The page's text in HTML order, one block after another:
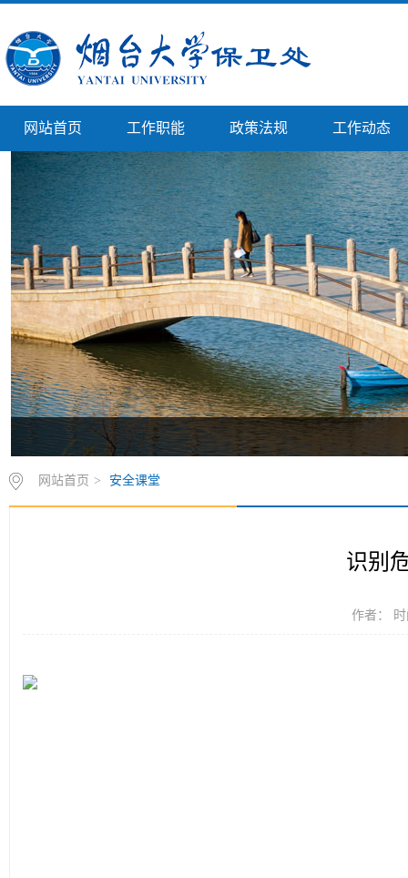
网站首页 工作职能 政策法规 工作动态
网站首页 > 安全课堂
识别
作者： 时